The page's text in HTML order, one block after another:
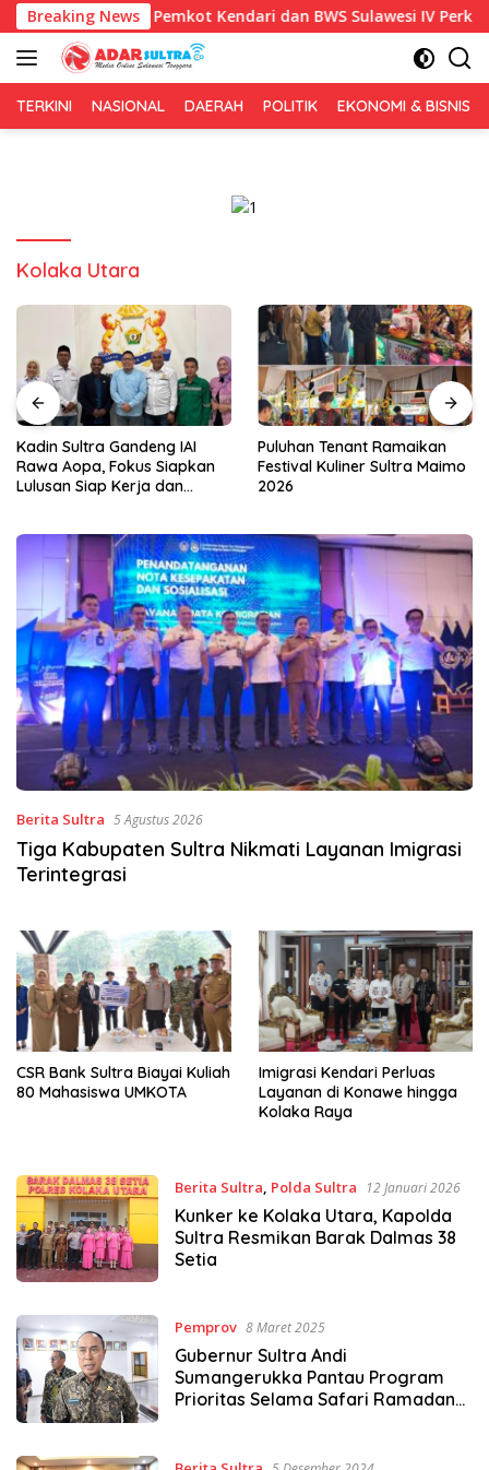
Langsung
ke
konten
Breaking News
RI ke-81, Pemkot Kendari dan BWS Sulawesi IV Perkuat
TERKINI NASIONAL DAERAH POLITIK EKONOMI & BISNIS
Kolaka Utara
Kadin Sultra Gandeng IAI
Rawa Aopa, Fokus Siapkan
Lulusan Siap Kerja dan
Puluhan Tenant Ramaikan
Festival Kuliner Sultra Maimo
2026
Berita Sultra 5 Agustus 2026
Tiga Kabupaten Sultra Nikmati Layanan Imigrasi
Terintegrasi
CSR Bank Sultra Biayai Kuliah
80 Mahasiswa UMKOTA
Imigrasi Kendari Perluas
Layanan di Konawe hingga
Kolaka Raya
Berita Sultra, Polda Sultra 12 Januari 2026
Kunker ke Kolaka Utara, Kapolda
Sultra Resmikan Barak Dalmas 38
Setia
Pemprov 8 Maret 2025
Gubernur Sultra Andi
Sumangerukka Pantau Program
Prioritas Selama Safari Ramadan